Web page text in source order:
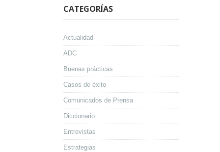
CATEGORÍAS
Actualidad
ADC
Buenas prácticas
Casos de éxito
Comunicados de Prensa
Diccionario
Entrevistas
Estrategias